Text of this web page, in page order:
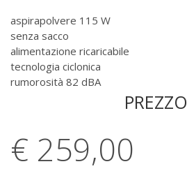
aspirapolvere 115 W
senza sacco
alimentazione ricaricabile
tecnologia ciclonica
rumorosità 82 dBA
PREZZO
€ 259,00